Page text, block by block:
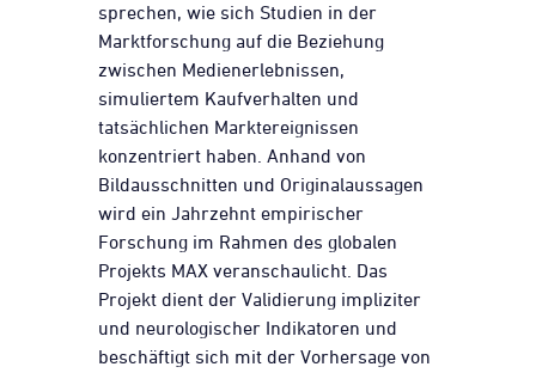
sprechen, wie sich Studien in der
Marktforschung auf die Beziehung
zwischen Medienerlebnissen,
simuliertem Kaufverhalten und
tatsächlichen Marktereignissen
konzentriert haben. Anhand von
Bildausschnitten und Originalaussagen
wird ein Jahrzehnt empirischer
Forschung im Rahmen des globalen
Projekts MAX veranschaulicht. Das
Projekt dient der Validierung impliziter
und neurologischer Indikatoren und
beschäftigt sich mit der Vorhersage von